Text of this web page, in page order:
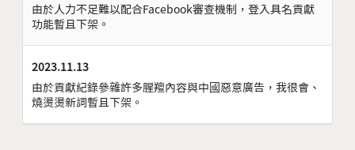
由於人力不足難以配合Facebook審查機制，登入具名貢獻
功能暫且下架。
2023.11.13
由於貢獻紀錄參雜許多腥羶內容與中國惡意廣告，我很會、
燒燙燙新詞暫且下架。